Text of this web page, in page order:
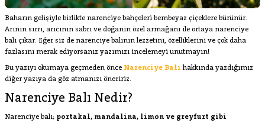
Baharın gelişiyle birlikte narenciye bahçeleri bembeyaz çiçeklere bürünür.
Arının sırrı, arıcının sabrı ve doğanın özel armağanı ile ortaya narenciye
balı çıkar. Eğer siz de narenciye balının lezzetini, özelliklerini ve çok daha
fazlasını merak ediyorsanız yazımızı incelemeyi unutmayın!
Bu yazıyı okumaya geçmeden önce Narenciye Balı hakkında yazdığımız
diğer yazıya da göz atmanızı öneririz.
Narenciye Balı Nedir?
Narenciye balı; portakal, mandalina, limon ve greyfurt gibi